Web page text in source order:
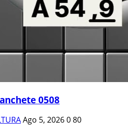
0508
Ago 5, 2026080